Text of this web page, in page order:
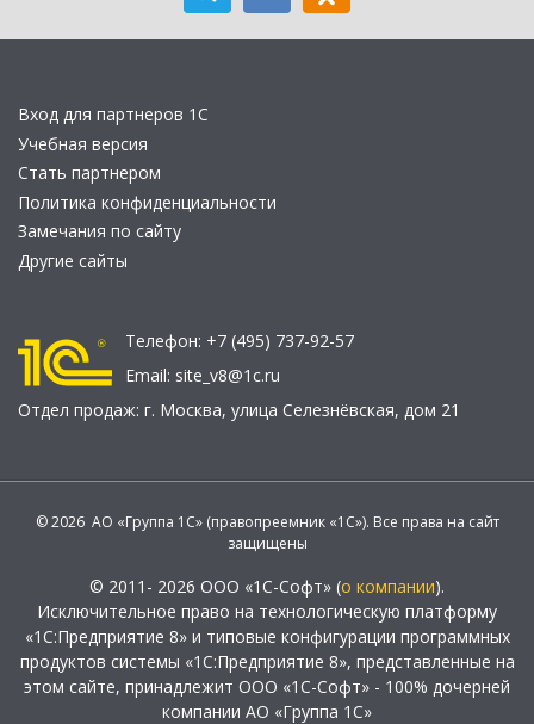
Вход для партнеров 1С
Учебная версия
Стать партнером
Политика конфиденциальности
Замечания по сайту
Другие сайты
Телефон: +7 (495) 737-92-57
Email: site_v8@1c.ru
Отдел продаж: г. Москва, улица Селезнёвская, дом 21
© 2026 АО «Группа 1С» (правопреемник «1С»). Все права на сайт
защищены
© 2011- 2026 ООО «1С-Софт» (о компании).
Исключительное право на технологическую платформу
«1С:Предприятие 8» и типовые конфигурации программных
продуктов системы «1С:Предприятие 8», представленные на
этом сайте, принадлежит ООО «1С-Софт» - 100% дочерней
компании АО «Группа 1С»